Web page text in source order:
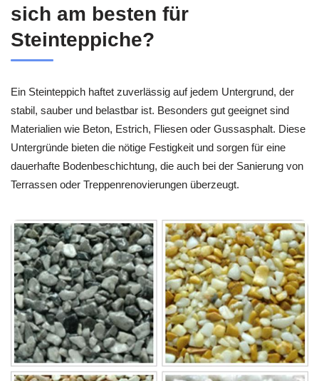
sich am besten für
Steinteppiche?
Ein Steinteppich haftet zuverlässig auf jedem Untergrund, der
stabil, sauber und belastbar ist. Besonders gut geeignet sind
Materialien wie Beton, Estrich, Fliesen oder Gussasphalt. Diese
Untergründe bieten die nötige Festigkeit und sorgen für eine
dauerhafte Bodenbeschichtung, die auch bei der Sanierung von
Terrassen oder Treppenrenovierungen überzeugt.